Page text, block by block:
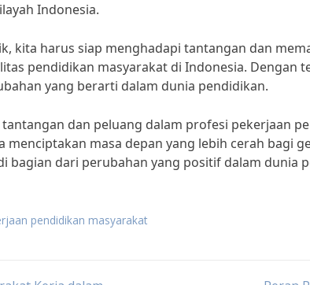
Indonesia.
kita harus siap menghadapi tantangan dan
pendidikan masyarakat di Indonesia. Dengan
yang berarti dalam dunia pendidikan.
dan peluang dalam profesi pekerjaan
menciptakan masa depan yang lebih cerah bagi
bagian dari perubahan yang positif dalam dunia
pendidikan masyarakat